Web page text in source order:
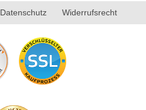
Datenschutz Widerrufsrecht